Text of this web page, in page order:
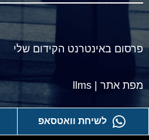
פרסום באינטרנט הקידום שלי
מפת אתר |
llms
לשיחת וואטסאפ